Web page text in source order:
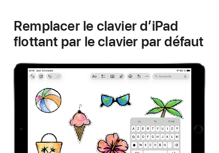
Remplacer le clavier d’iPad
flottant par le clavier par défaut